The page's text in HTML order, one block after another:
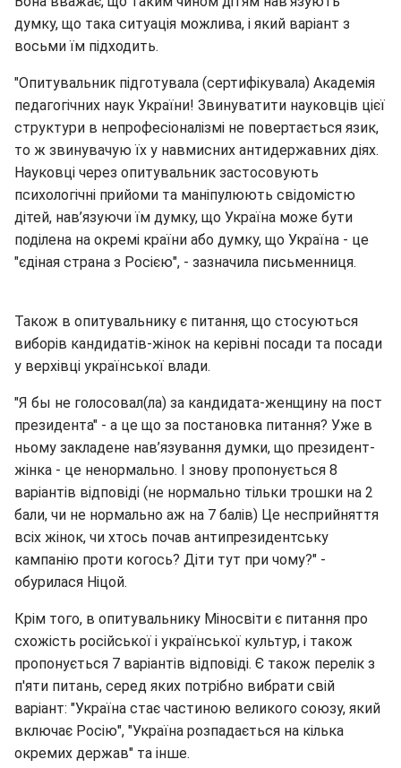
думку, що така ситуація можлива, і який варіант з
восьми їм підходить.
"Опитувальник підготувала (сертифікувала) Академія
педагогічних наук України! Звинуватити науковців цієї
структури в непрофесіоналізмі не повертається язик,
то ж звинувачую їх у навмисних антидержавних діях.
Науковці через опитувальник застосовують
психологічні прийоми та маніпулюють свідомістю
дітей, нав’язуючи їм думку, що Україна може бути
поділена на окремі країни або думку, що Україна - це
"єдіная страна з Росією", - зазначила письменниця.
Також в опитувальнику є питання, що стосуються
виборів кандидатів-жінок на керівні посади та посади
у верхівці української влади.
"Я бы не голосовал(ла) за кандидата-женщину на пост
президента" - а це що за постановка питання? Уже в
ньому закладене нав’язування думки, що президент-
жінка - це ненормально. І знову пропонується 8
варіантів відповіді (не нормально тільки трошки на 2
бали, чи не нормально аж на 7 балів) Це несприйняття
всіх жінок, чи хтось почав антипрезидентську
кампанію проти когось? Діти тут при чому?" -
обурилася Ніцой.
Крім того, в опитувальнику Міносвіти є питання про
схожість російської і української культур, і також
пропонується 7 варіантів відповіді. Є також перелік з
п'яти питань, серед яких потрібно вибрати свій
варіант: "Україна стає частиною великого союзу, який
включає Росію", "Україна розпадається на кілька
окремих держав" та інше.